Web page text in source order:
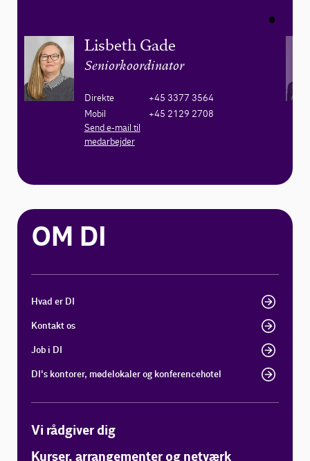
Lisbeth Gade
Seniorkoordinator
Direkte
+45 3377 3564
Mobil
+45 2129 2708
Send e-mail til
medarbejder
OM DI
Hvad er DI
Kontakt os
Job i DI
DI's kontorer, mødelokaler og konferencehotel
Vi rådgiver dig
Kurser, arrangementer og netværk